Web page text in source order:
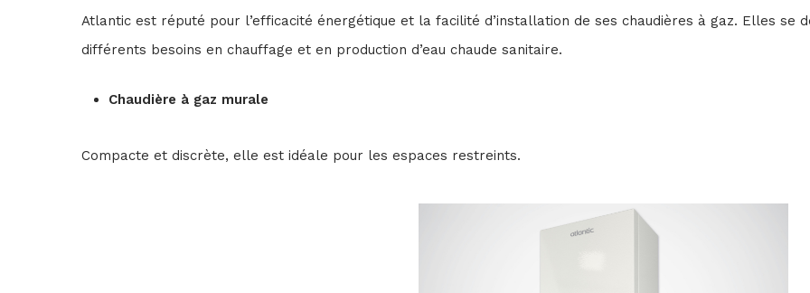
Atlantic est réputé pour l’efficacité énergétique et la facilité d’installation de ses chaudières à gaz. Elles se
différents besoins en chauffage et en production d’eau chaude sanitaire.
Chaudière à gaz murale
Compacte et discrète, elle est idéale pour les espaces restreints.